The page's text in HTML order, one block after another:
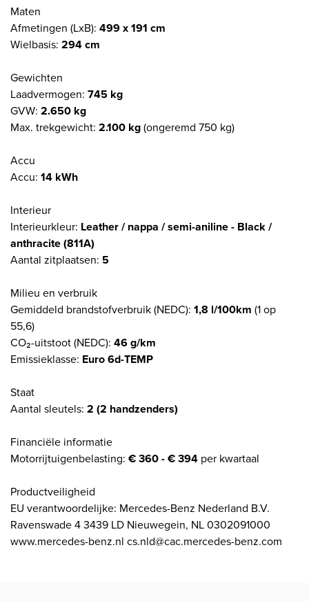
Maten
Afmetingen (LxB): 499 x 191 cm
Wielbasis: 294 cm
Gewichten
Laadvermogen: 745 kg
GVW: 2.650 kg
Max. trekgewicht: 2.100 kg(ongeremd 750 kg)
Accu
Accu: 14 kWh
Interieur
Interieurkleur: Leather / nappa / semi-aniline - Black /
anthracite (811A)
Aantal zitplaatsen: 5
Milieu en verbruik
Gemiddeld brandstofverbruik (NEDC): 1,8 l/100km (1 op
55,6)
CO₂-uitstoot (NEDC): 46 g/km
Emissieklasse: Euro 6d-TEMP
Staat
Aantal sleutels: 2 (2 handzenders)
Financiële informatie
Motorrijtuigenbelasting: € 360 - € 394 per kwartaal
Productveiligheid
EU verantwoordelijke: Mercedes-Benz Nederland B.V.
Ravenswade 4 3439 LD Nieuwegein, NL 0302091000
www.mercedes-benz.nl cs.nld@cac.mercedes-benz.com